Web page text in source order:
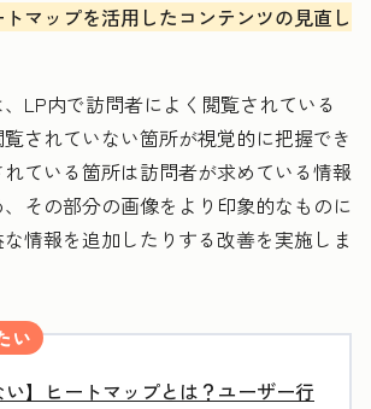
マップを活用したコンテンツの見直し
LP内で訪問者によく閲覧されている
されていない箇所が視覚的に把握でき
ている箇所は訪問者が求めている情報
その部分の画像をより印象的なものに
情報を追加したりする改善を実施しま
い
い】ヒートマップとは？ユーザー行